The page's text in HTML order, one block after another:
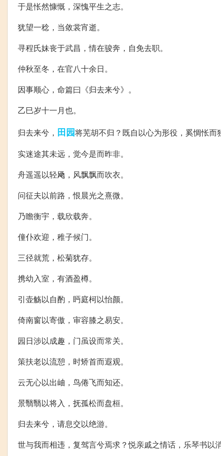
于是怅然慷慨，深愧平生之志。
犹望一稔，当敛裳宵逝。
寻程氏妹丧于武昌，情在骏奔，自免去职。
仲秋至冬，在官八十余日。
因事顺心，命篇曰《归去来兮》。
乙巳岁十一月也。
归去来兮， 田园将芜胡不归？既自以心为形役，奚惆怅而
实迷途其未远，觉今是而昨非。
舟遥遥以轻飏，风飘飘而吹衣。
问征夫以前路，恨晨光之熹微。
乃瞻衡宇，载欣载奔。
僮仆欢迎，稚子候门。
三径就荒，松菊犹存。
携幼入室，有酒盈樽。
引壶觞以自酌，眄庭柯以怡颜。
倚南窗以寄傲，审容膝之易安。
园日涉以成趣，门虽设而常关。
策扶老以流憩，时矫首而遐观。
云无心以出岫，鸟倦飞而知还。
景翳翳以将入，抚孤松而盘桓。
归去来兮，请息交以绝游。
世与我而相违，复驾言兮焉求？悦亲戚之情话，乐琴书以消